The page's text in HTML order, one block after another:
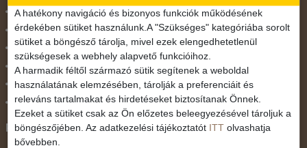
November 1.
Október 23.
Pünkösdi utazás
Szilveszter
Tavaszi szünet
Valentin nap
Programtípus
A hatékony navigáció és bizonyos funkciók működésének
érdekében sütiket használunk.A "Szükséges" kategóriába sorolt
sütiket a böngésző tárolja, mivel ezek elengedhetetlenül
szükségesek a webhely alapvető funkcióihoz.
A harmadik féltől származó sütik segítenek a weboldal
használatának elemzésében, tárolják a preferenciáit és
releváns tartalmakat és hirdetéseket biztosítanak Önnek.
Ezeket a sütiket csak az Ön előzetes beleegyezésével tároljuk a
böngészőjében. Az adatkezelési tájékoztatót ITT olvashatja
bővebben.